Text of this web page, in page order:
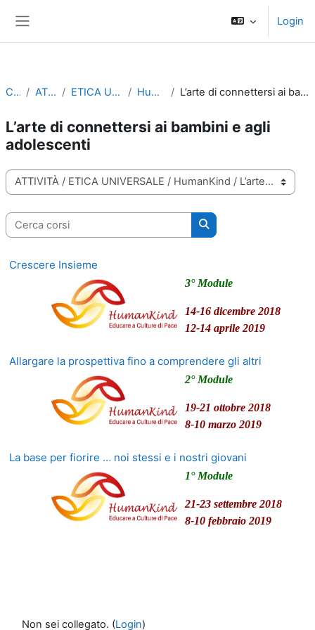
Vai al contenuto principale Login
Corsi ATTIVITÀ ETICA UNIVERSALE HumanKind L’arte di connettersi ai bambini e agli adolescenti
L’arte di connettersi ai bambini e agli
adolescenti
Categorie di corso
Cerca corsi
Cerca corsi
Crescere Insieme
3° Module
14-16 dicembre 2018
12-14 aprile 2019
Allargare la prospettiva fino a comprendere gli altri
2° Module
19-21 ottobre 2018
8-10 marzo 2019
La base per fiorire … noi stessi e i nostri giovani
1° Module
21-23 settembre 2018
8-10 febbraio 2019
Non sei collegato. (Login)